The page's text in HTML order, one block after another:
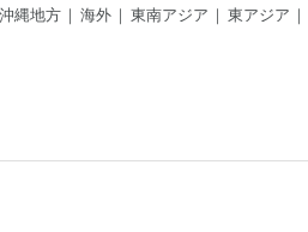
縄地方 海外 東南アジア
東アジア